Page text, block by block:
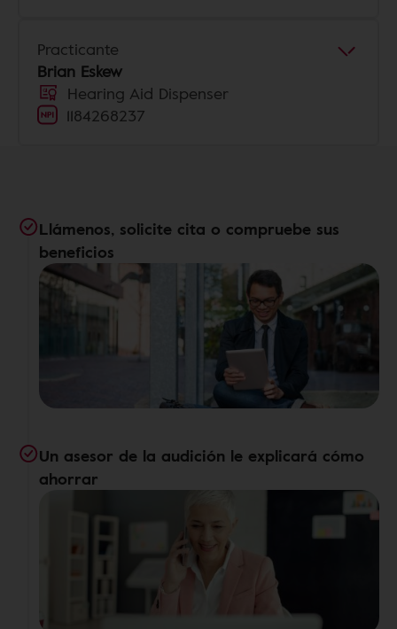
Practicante
Brian Eskew
Hearing Aid Dispenser
1184268237
Llámenos, solicite cita o compruebe sus
beneficios
Un asesor de la audición le explicará cómo
ahorrar